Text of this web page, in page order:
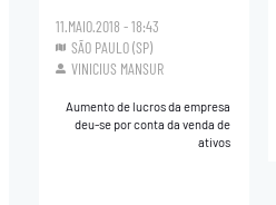
11.MAIO.2018 - 18:43
SÃO PAULO (SP)
VINICIUS MANSUR
Aumento de lucros da empresa
deu-se por conta da venda de
ativos